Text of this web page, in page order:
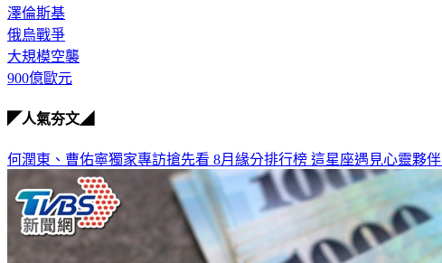
澤倫斯基
俄烏戰爭
大規模空襲
900億歐元
◤人氣夯文◢
何潤東、曹佑寧獨家專訪搶先看 8月緣分排行榜 這星座遇見心靈夥伴